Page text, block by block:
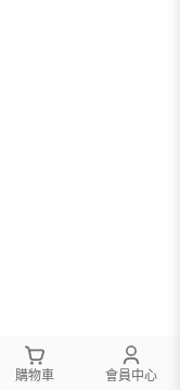
購物車 會員中心